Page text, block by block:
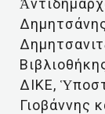
ΔΙΚΕ,
Γιοβάννης